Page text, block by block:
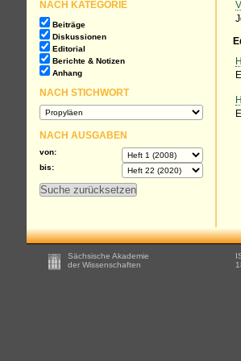
NACH KATEGORIE
Beiträge
Diskussionen
Editorial
Berichte & Notizen
Anhang
NACH STICHWORT
NACH AUSGABEN
von:
bis:
Footer
Sächsische Akademie
der Wissenschaften